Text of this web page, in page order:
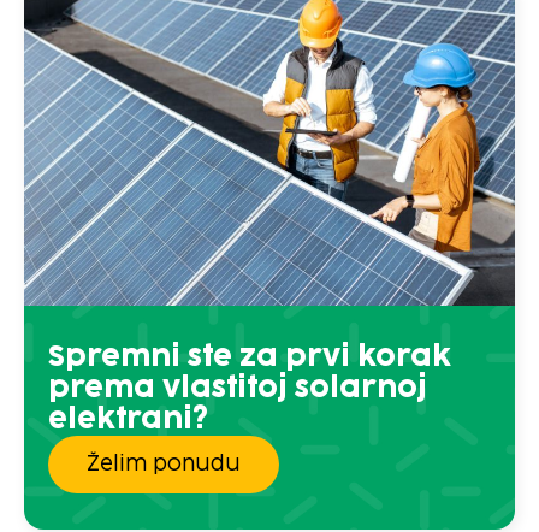
Spremni ste za prvi korak
prema vlastitoj solarnoj
elektrani?
Želim ponudu